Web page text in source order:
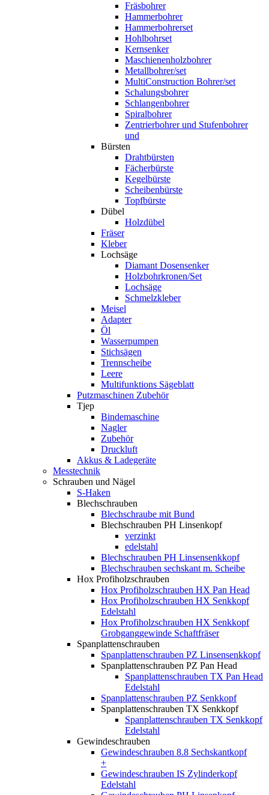
Fräsbohrer
Hammerbohrer
Hammerbohrerset
Hohlbohrset
Kernsenker
Maschienenholzbohrer
Metallbohrer/set
MultiConstruction Bohrer/set
Schalungsbohrer
Schlangenbohrer
Spiralbohrer
Zentrierbohrer und Stufenbohrer
und
Bürsten
Drahtbürsten
Fächerbürste
Kegelbürste
Scheibenbürste
Topfbürste
Dübel
Holzdübel
Fräser
Kleber
Lochsäge
Diamant Dosensenker
Holzbohrkronen/Set
Lochsäge
Schmelzkleber
Meisel
Adapter
Öl
Wasserpumpen
Stichsägen
Trennscheibe
Leere
Multifunktions Sägeblatt
Putzmaschinen Zubehör
Tjep
Bindemaschine
Nagler
Zubehör
Druckluft
Akkus & Ladegeräte
Messtechnik
Schrauben und Nägel
S-Haken
Blechschrauben
Blechschraube mit Bund
Blechschrauben PH Linsenkopf
verzinkt
edelstahl
Blechschrauben PH Linsensenkkopf
Blechschrauben sechskant m. Scheibe
Hox Profiholzschrauben
Hox Profiholzschrauben HX Pan Head
Hox Profiholzschrauben HX Senkkopf
Edelstahl
Hox Profiholzschrauben HX Senkkopf
Grobganggewinde Schaftfräser
Spanplattenschrauben
Spanplattenschrauben PZ Linsensenkkopf
Spanplattenschrauben PZ Pan Head
Spanplattenschrauben TX Pan Head
Edelstahl
Spanplattenschrauben PZ Senkkopf
Spanplattenschrauben TX Senkkopf
Spanplattenschrauben TX Senkkopf
Edelstahl
Gewindeschrauben
Gewindeschrauben 8.8 Sechskantkopf
+
Gewindeschrauben IS Zylinderkopf
Edelstahl